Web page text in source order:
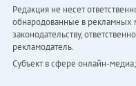
Редакция не несет
обнародованные в рекламных
законодательству,
рекламодатель.
Субъект в сфере онлайн-